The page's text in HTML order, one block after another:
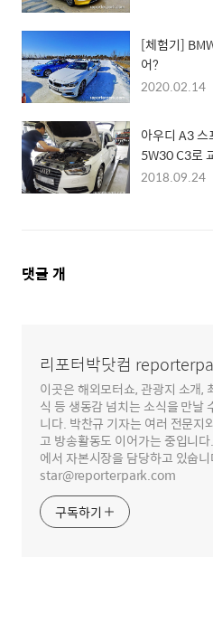
[체험기]
어?
2020.02.14
아우디 A3
5W30 C3로
2018.09.24
댓
댓글 개
리포터박닷컴
이곳은 해외모터쇼, 관광지 소개,
식 등 생동감 넘치는 소식을 만날
니다. 박찬규 기자는 여러 전문지
고 방송활동도 이어가는 중입니
에서 자본시장을 담당하고 있숩
star@reporterpark.com
구독하기